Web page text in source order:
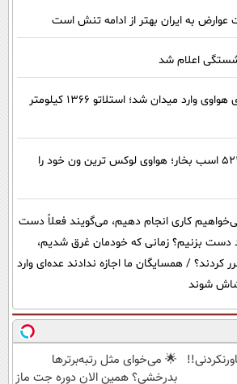
به ایران بهتر از ادامه تنش است
اعلام شد
غول 586 اسب بخاری هواوی وارد میدان شد؛ استلاتو 1366 کیلومتر
قهوه ساز، 6 لیدار و 523 اسب بخار؛ هواوی لوکس ترین ون خود را
کاری انجام دهیم، می‌گویند فعلاً دست
دست بزنیم؟ زمانی که خودمان غرق شدیم،
/ همسایگان ما اجازه ندادند عده‌ای وارد
شوند
🌟 می‌خوای مثل رتبه‌برترها
بدرخشی؟ همین الان دوره جت ماز